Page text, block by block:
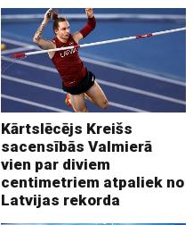
Kārtslēcējs Kreišs
sacensībās Valmierā
vien par diviem
centimetriem atpaliek no
Latvijas rekorda